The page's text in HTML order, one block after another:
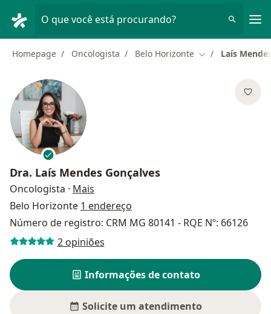
O que você está procurando?
Homepage Oncologista Belo Horizonte Mudar de cidade
Laís
Dra. Laís Mendes Gonçalves
Oncologista · Mais
Belo Horizonte 1 endereço
Número de registro: CRM MG 80141 - RQE Nº: 66126
2 opiniões
Informações de contato
Solicite um atendimento